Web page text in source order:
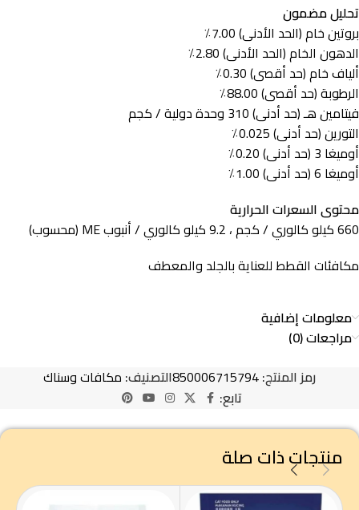
تحليل مضمون
بروتين خام (الحد الأدنى) 7.00٪
الدهون الخام (الحد الأدنى) 2.80٪
ألياف خام (حد أقصى) 0.30٪
الرطوبة (حد أقصى) 88.00٪
فيتامين هـ (حد أدنى) 310 وحدة دولية / كجم
التورين (حد أدنى) 0.025٪
أوميغا 3 (حد أدنى) 0.20٪
أوميغا 6 (حد أدنى) 1.00٪
محتوى السعرات الحرارية
660 كيلو كالوري / كجم ، 9.2 كيلو كالوري / أنبوب ME (محسوب)
مكافئات القطط للعناية بالجلد والمعطف
معلومات إضافية
مراجعات (0)
رمز المنتج:850006715794التصنيف: مكافات وسناك
تابع:
منتجات ذات صلة